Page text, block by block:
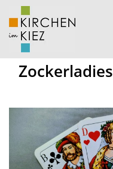
Zockerladies